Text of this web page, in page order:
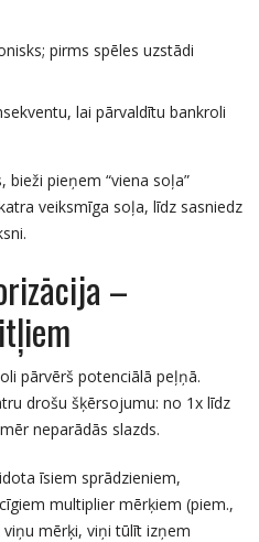
pirms spēles uzstādi
lai pārvaldītu bankroli
bieži pieņem “viena soļa”
veiksmīga soļa, līdz sasniedz
–
pārvērš potenciālā peļņā.
drošu šķērsojumu: no 1x līdz
neparādās slazds.
īsiem sprādzieniem,
multiplier mērķiem (piem.,
viņu mērķi, viņi tūlīt izņem